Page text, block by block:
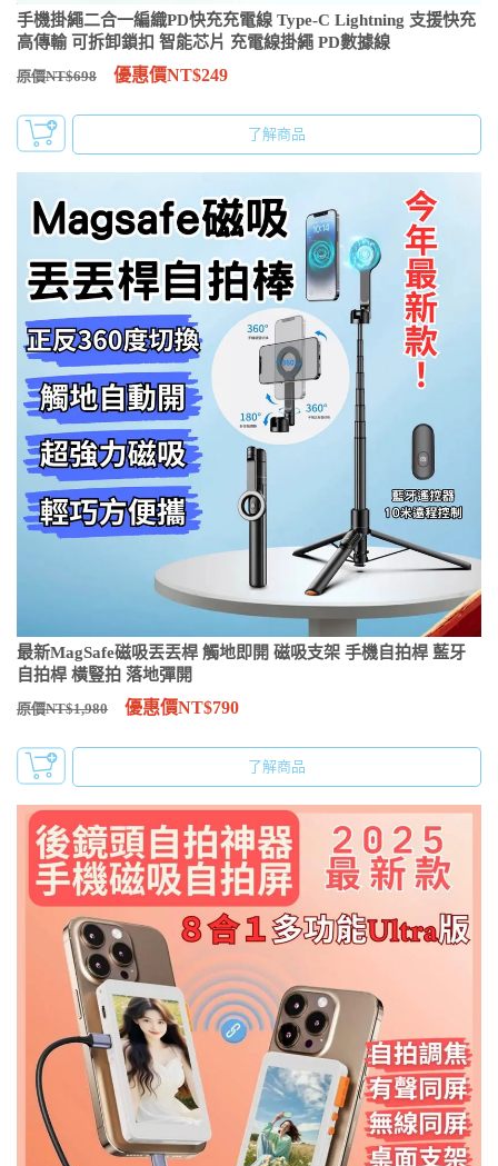
手機掛繩二合一編織PD快充充電線 Type-C Lightning 支援快充
高傳輸 可拆卸鎖扣 智能芯片 充電線掛繩 PD數據線
原價NT$698 優惠價NT$249
了解商品
最新MagSafe磁吸丟丟桿 觸地即開 磁吸支架 手機自拍桿 藍牙
自拍桿 橫豎拍 落地彈開
原價NT$1,980 優惠價NT$790
了解商品